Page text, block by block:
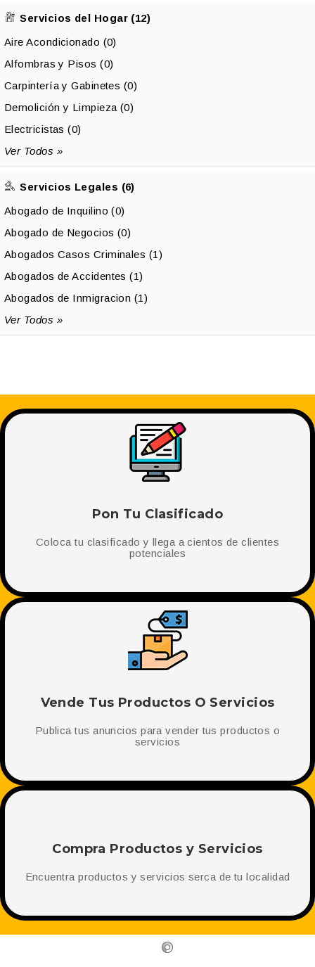
Servicios del Hogar (12)
Aire Acondicionado (0)
Alfombras y Pisos (0)
Carpintería y Gabinetes (0)
Demolición y Limpieza (0)
Electricistas (0)
Ver Todos »
Servicios Legales (6)
Abogado de Inquilino (0)
Abogado de Negocios (0)
Abogados Casos Criminales (1)
Abogados de Accidentes (1)
Abogados de Inmigracion (1)
Ver Todos »
Pon Tu Clasificado
Coloca tu clasificado y llega a cientos de clientes
potenciales
Vende Tus Productos O Servicios
Publica tus anuncios para vender tus productos o
servicios
Compra Productos y Servicios
Encuentra productos y servicios serca de tu localidad